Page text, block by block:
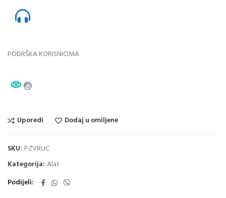
PODRŠKA KORISNICIMA
Uporedi Dodaj u omiljene
SKU: PZVRUC
Kategorija: Alat
Podijeli